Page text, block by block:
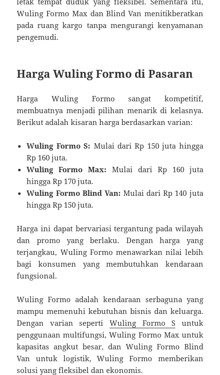
Wuling Formo Max dan Blind Van menitikberatkan
pada ruang kargo tanpa mengurangi kenyamanan
pengemudi.
Harga Wuling Formo di Pasaran
Harga Wuling Formo sangat kompetitif,
membuatnya menjadi pilihan menarik di kelasnya.
Berikut adalah kisaran harga berdasarkan varian:
Wuling Formo S: Mulai dari Rp 150 juta hingga
Rp 160 juta.
Wuling Formo Max: Mulai dari Rp 160 juta
hingga Rp 170 juta.
Wuling Formo Blind Van: Mulai dari Rp 140 juta
hingga Rp 150 juta.
Harga ini dapat bervariasi tergantung pada wilayah
dan promo yang berlaku. Dengan harga yang
terjangkau, Wuling Formo menawarkan nilai lebih
bagi konsumen yang membutuhkan kendaraan
fungsional.
Wuling Formo adalah kendaraan serbaguna yang
mampu memenuhi kebutuhan bisnis dan keluarga.
Dengan varian seperti Wuling Formo S untuk
penggunaan multifungsi, Wuling Formo Max untuk
kapasitas angkut besar, dan Wuling Formo Blind
Van untuk logistik, Wuling Formo memberikan
solusi yang fleksibel dan ekonomis.